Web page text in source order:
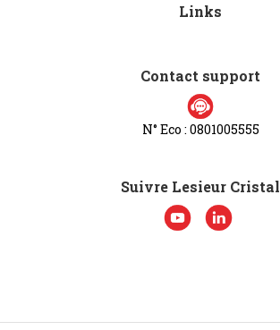
Links
Contact support
N° Eco : 0801005555
Suivre Lesieur Cristal